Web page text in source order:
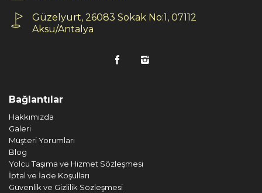
Güzelyurt, 26083 Sokak No:1, 07112
Aksu/Antalya
Bağlantılar
Hakkımızda
Galeri
Müşteri Yorumları
Blog
Yolcu Taşıma ve Hizmet Sözleşmesi
İptal ve İade Koşulları
Güvenlik ve Gizlilik Sözleşmesi